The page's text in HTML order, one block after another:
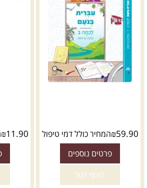
₪59.90 המחיר כולל דמי טיפול
פרטים נוספים
הוסף לסל
₪11.90